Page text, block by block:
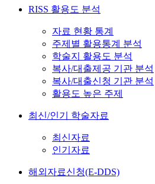
RISS 활용도 분석
자료 현황 통계
주제별 활용통계 분석
학술지 활용도 분석
복사/대출제공 기관 분석
복사/대출신청 기관 분석
활용도 높은 주제
최신/인기 학술자료
최신자료
인기자료
해외자료신청(E-DDS)